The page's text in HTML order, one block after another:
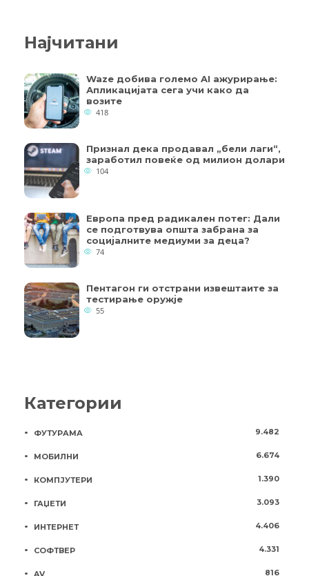
Најчитани
Waze добива големо AI ажурирање:
Апликацијата сега учи како да
возите
418
Признал дека продавал „бели лаги“,
заработил повеќе од милион долари
104
Европа пред радикален потег: Дали
се подготвува општа забрана за
социјалните медиуми за деца?
74
Пентагон ги отстрани извештаите за
тестирање оружје
55
Категории
ФУТУРАМА 9.482
МОБИЛНИ 6.674
КОМПЈУТЕРИ 1.390
ГАЏЕТИ 3.093
ИНТЕРНЕТ 4.406
СОФТВЕР 4.331
AV 816